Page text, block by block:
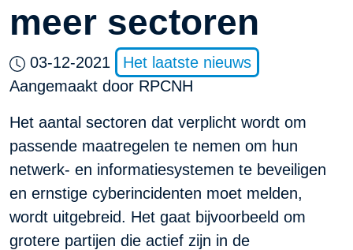
meer sectoren
03-12-2021
Het laatste nieuws
Aangemaakt door RPCNH
Het aantal sectoren dat verplicht wordt om
passende maatregelen te nemen om hun
netwerk- en informatiesystemen te beveiligen
en ernstige cyberincidenten moet melden,
wordt uitgebreid. Het gaat bijvoorbeeld om
grotere partijen die actief zijn in de